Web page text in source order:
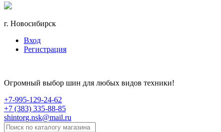
г. Новосибирск
Вход
Регистрация
Огромный выбор шин для любых видов техники!
+7-995-129-24-62
+7 (383) 335-88-85
shintorg.nsk@mail.ru